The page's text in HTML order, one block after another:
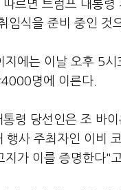
르면 트럼프 대통
임식을 준비 중인 것
에는 이날 오후 5
명에 이른다.
령 당선인은 조 바
사 주최자인 이비
가 이를 증명한다"